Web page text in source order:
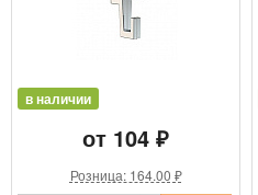
в наличии
от 104 ₽
Розница: 164.00 ₽